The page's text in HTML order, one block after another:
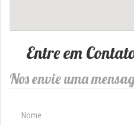
Entre em
Nos envie uma